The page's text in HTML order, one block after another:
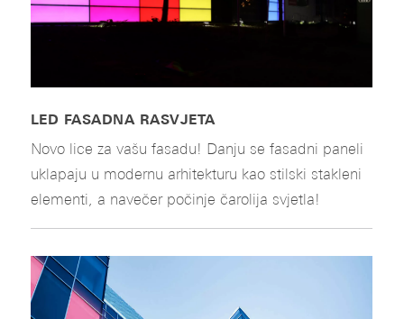
LED FASADNA RASVJETA
Novo lice za vašu fasadu! Danju se fasadni paneli
uklapaju u modernu arhitekturu kao stilski stakleni
elementi, a navečer počinje čarolija svjetla!